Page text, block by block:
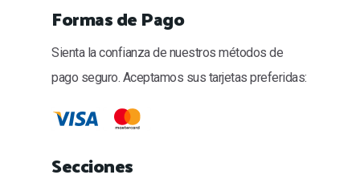
Formas de Pago
Sienta la confianza de nuestros métodos de
pago seguro. Aceptamos sus tarjetas preferidas:
Secciones